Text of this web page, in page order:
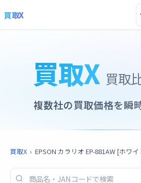
買取X
買取X 買取
複数社の買取価格を瞬
買取X › EPSON カラリオ EP-881AW [ホワイ